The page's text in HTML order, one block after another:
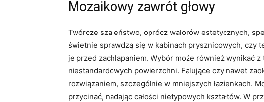
Mozaikowy zawrót głowy
Twórcze szaleństwo, oprócz walorów estetycznych,
świetnie sprawdzą się w kabinach prysznicowych, czy
je przed zachlapaniem. Wybór może również wynikać
niestandardowych powierzchni. Falujące czy nawet
rozwiązaniem, szczególnie w mniejszych łazienkach.
przycinać, nadając całości nietypowych kształtów. W